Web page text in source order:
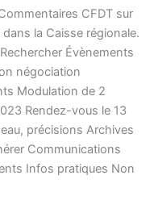
CFDT sur
la Caisse régionale.
Évènements
négociation
Modulation de 2
Rendez-vous le 13
précisions Archives
Communications
Infos pratiques Non